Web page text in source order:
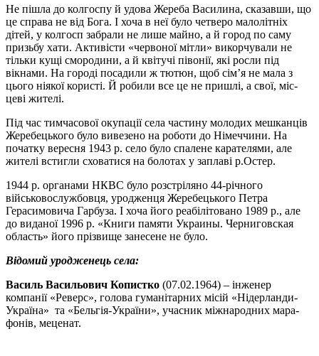
Не пішла до колгоспу й удова Жереба Ва­силина, сказавши, що
це справа не від Бога. І хо­­­ча в неї було четверо малолітніх
дітей, у кол­госп забрали не лише майно, а й город по саму
призь­­­бу хати. Активісти «червоної мітли» викор­чували не
тільки кущі смородини, а й кві­ту­чі пі­во­нії, які росли під
вікнами. На городі по­са­дили ж тютюн, щоб сім’я не мала з
цього ні­я­кої користі. Й робили все це не пришлі, а свої, міс­
цеві жителі.
Під час тимчасової окупації села частину мо­лодих мешканців
Жеребецького було вивезено на ро­боти до Німеччини. На
початку ве­рес­ня 1943 р. село було спа­­ле­не карателями, але
жителі встигли схо­ва­ти­ся на болотах у заплаві р.Остер.
1944 р. органами НКВС було розстріляно 44-річного
військовослужбовця, уродженця Же­­ре­­бець­кого Петра
Герасимовича Гарбуза. І хоча його реабілітовано 1989 р., але
до виданої 1996 р. «Кни­ги памяти Украины. Черниговская
область» його прізвище занесене не було.
Відомий уродженець села:
Василь Васильович Копистко (07.02.1964) – інженер
компанії «Реверс», го­ло­ва гу­ма­ні­тар­них місій «Нідерланди-
Україна» та «Бельгія-України», учасник міжнародних ма­ра­
фонів, ме­це­нат.